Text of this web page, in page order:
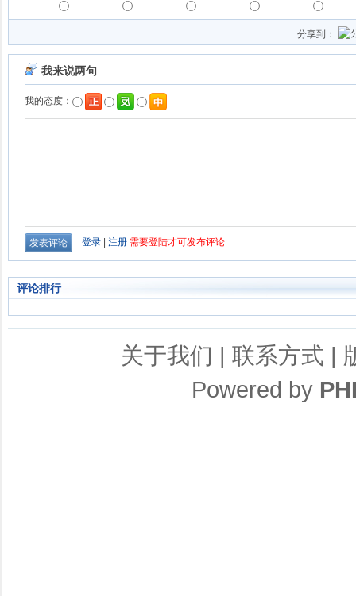
分享到：
评论排行
关于我们 | 联系方式 |
Powered by